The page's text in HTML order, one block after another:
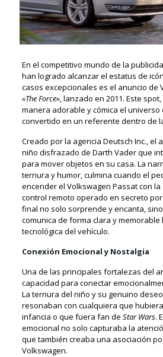
En el competitivo mundo de la
han logrado alcanzar el estatus de
casos excepcionales es el anuncio de
«The Force», lanzado en 2011. Este
manera adorable y cómica el universo
convertido en un referente dentro de
Creado por la agencia Deutsch Inc., el
niño disfrazado de Darth Vader que
para mover objetos en su casa. La
ternura y humor, culmina cuando el
encender el Volkswagen Passat con la
control remoto operado en secreto
final no solo sorprende y encanta,
comunica de forma clara y memorable
tecnológica del vehículo.
Conexión Emocional y Nostalgia
Una de las principales fortalezas del
capacidad para conectar
La ternura del niño y su genuino
resonaban con cualquiera que
infancia o que fuera fan de Star Wars.
emocional no solo capturaba la
que también creaba una asociación
Volkswagen.